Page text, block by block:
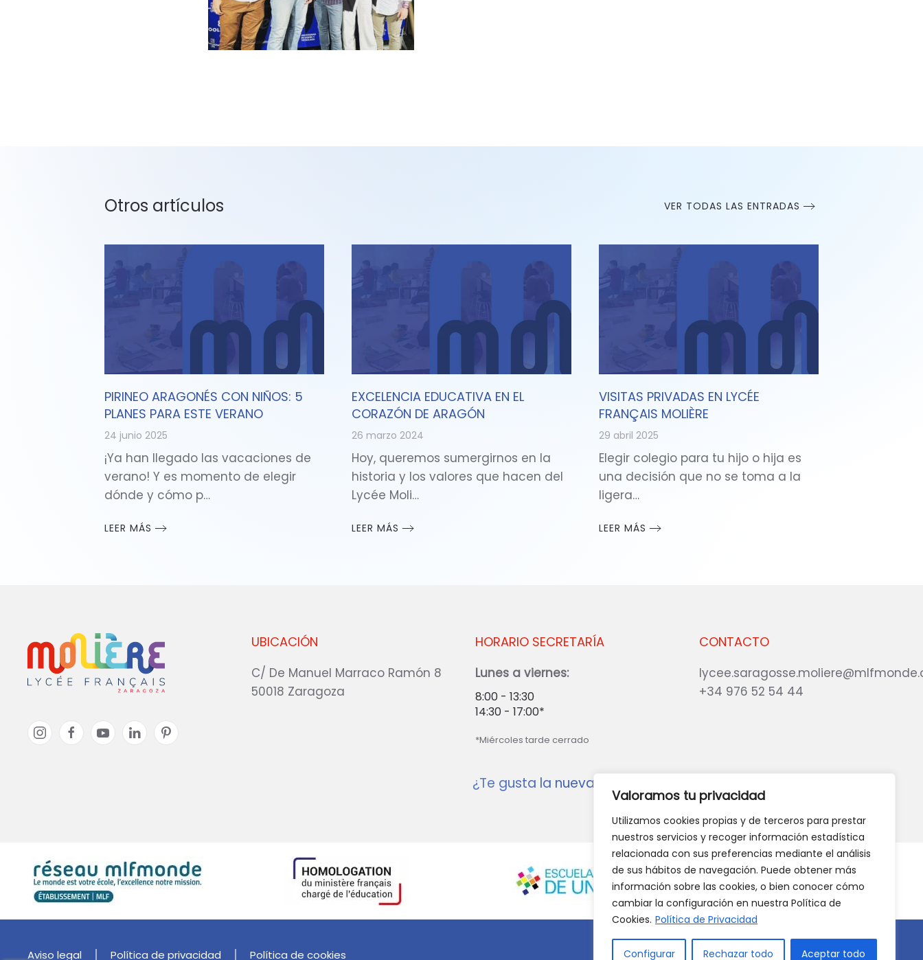
Valoramos tu privacidad
Utilizamos cookies propias y de terceros para prestar
nuestros servicios y recoger información estadística
relacionada con sus preferencias mediante el análisis
de sus hábitos de navegación. Puede obtener más
información sobre las cookies, o bien conocer cómo
cambiar la configuración en nuestra Política de
Cookies. Política de Privacidad
Configurar Rechazar todo Aceptar todo
Otros artículos VER TODAS LAS ENTRADAS
PIRINEO ARAGONÉS CON NIÑOS: 5
PLANES PARA ESTE VERANO
24 junio 2025
¡Ya han llegado las vacaciones de
verano! Y es momento de elegir
dónde y cómo p…
LEER MÁS
EXCELENCIA EDUCATIVA EN EL
CORAZÓN DE ARAGÓN
26 marzo 2024
Hoy, queremos sumergirnos en la
historia y los valores que hacen del
Lycée Moli…
LEER MÁS
VISITAS PRIVADAS EN LYCÉE
FRANÇAIS MOLIÈRE
29 abril 2025
Elegir colegio para tu hijo o hija es
una decisión que no se toma a la
ligera…
LEER MÁS
UBICACIÓN
C/ De Manuel Marraco Ramón 8
50018 Zaragoza
CONTACTO
+34 976 52 54 44
HORARIO SECRETARÍA
Lunes a viernes:
8:00 - 13:30
14:30 - 17:00*
*Miércoles tarde cerrado
¿Te gusta la nueva web?
Aviso legal Política de privacidad Política de cookies